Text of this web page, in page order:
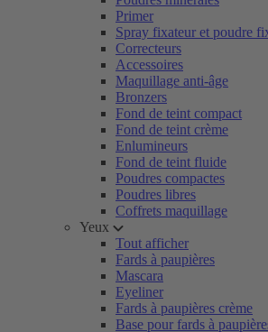
Primer
Spray fixateur et poudre
Correcteurs
Accessoires
Maquillage anti-âge
Bronzers
Fond de teint compact
Fond de teint crème
Enlumineurs
Fond de teint fluide
Poudres compactes
Poudres libres
Coffrets maquillage
Yeux
Tout afficher
Fards à paupières
Mascara
Eyeliner
Fards à paupières crème
Base pour fards à